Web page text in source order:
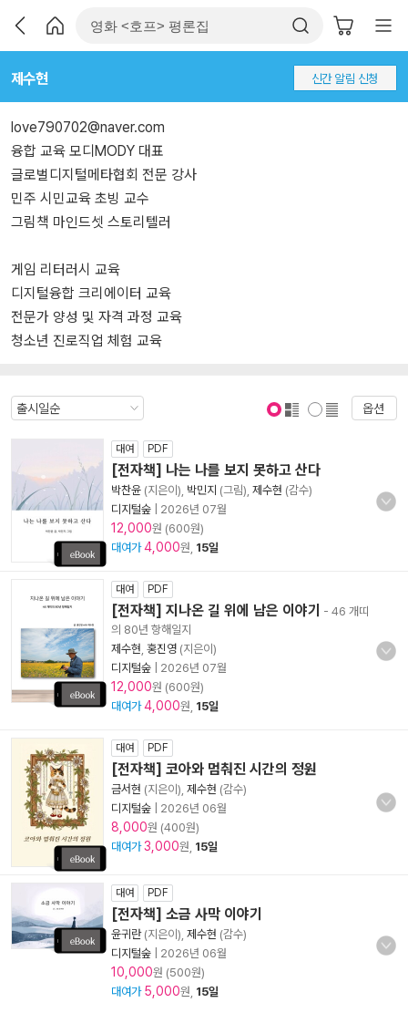
제수현 신간 알림 신청
love790702@naver.com
융합 교육 모디MODY 대표
글로벌디지털메타협회 전문 강사
민주 시민교육 초빙 교수
그림책 마인드셋 스토리텔러
게임 리터러시 교육
디지털융합 크리에이터 교육
전문가 양성 및 자격 과정 교육
청소년 진로직업 체험 교육
옵션
대여 PDF
[전자책] 나는 나를 보지 못하고 산다
박찬윤 (지은이), 박민지 (그림), 제수현 (감수)
디지털숲
2026년 07월
12,000원 (600원)
대여가 4,000원, 15일
대여 PDF
[전자책] 지나온 길 위에 남은 이야기
- 46 개띠
의 80년 항해일지
제수현 홍진영 (지은이)
디지털숲
2026년 07월
12,000원 (600원)
대여가 4,000원, 15일
대여 PDF
[전자책] 코아와 멈춰진 시간의 정원
금서현 (지은이), 제수현 (감수)
디지털숲
2026년 06월
8,000원 (400원)
대여가 3,000원, 15일
대여 PDF
[전자책] 소금 사막 이야기
윤귀란(지은이), 제수현 (감수)
디지털숲
2026년 06월
10,000원 (500원)
대여가 5,000원, 15일